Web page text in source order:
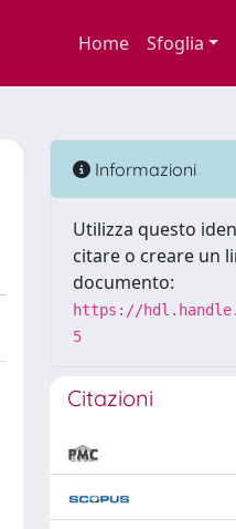
Home Sfoglia
Informazioni
Utilizza questo
citare o creare un
documento:
https://
5
Citazioni